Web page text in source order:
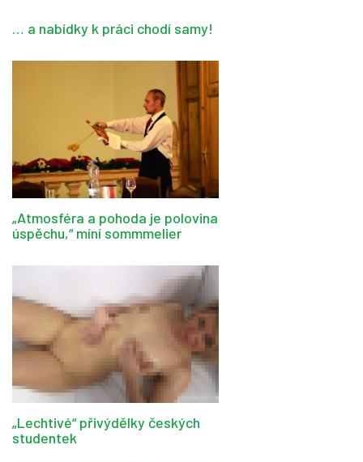
… a nabídky k práci chodí samy!
„Atmosféra a pohoda je polovina
úspěchu,“ míní sommmelier
„Lechtivé“ přivýdělky českých
studentek